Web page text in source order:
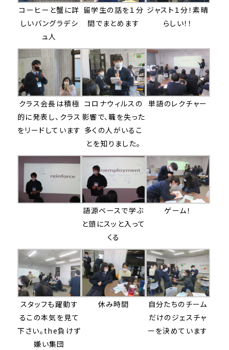
コーヒーと蟹に詳
しいバングラデシ
ュ人
留学生の話を１分
間でまとめます
ジャスト１分！素晴
らしい！！
クラス会長は積極
的に発表し、クラス
をリードしています
コロナウィルスの
影響で、職を失った
多くの人がいるこ
とを知りました。
単語のレクチャー
語源ベースで学ぶ
と頭にスッと入って
くる
ゲーム！
スタッフも躍動す
るこの本気を見て
下さい。the負けず
嫌い集団
休み時間
自分たちのチーム
だけのジェスチャ
ーを決めています